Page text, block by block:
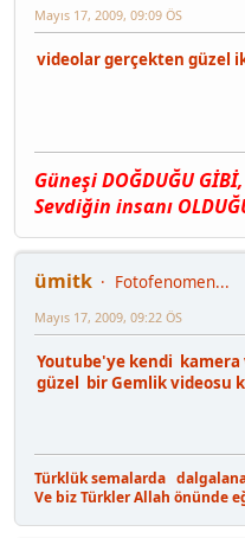
Mayıs 17, 2009, 09:09 ÖS
videolar gerçekten güzel
Güneşi DOĞDUĞU
Sevdiğin insαnı
ümitk
Fotofenomen...
Mayıs 17, 2009, 09:22 ÖS
Youtube'ye kendi
güzel bir Gemlik videosu
Türklük semalarda
Ve biz Türkler Allah önünde